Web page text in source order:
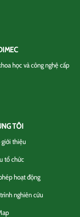
học và công nghệ cấp
TÔI
giới thiệu
tổ chức
hoạt động
nghiên cứu